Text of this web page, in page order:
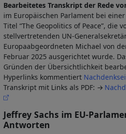
Bearbeitetes Transkript der Rede
im Europäischen Parlament bei
Titel “The Geopolitics of Peace”, die
stellvertretenden UN-
Europaabgeordneten Michael von
Februar 2025 ausgerichtet wurde.
Gründen der Übersichtlichkeit
Hyperlinks kommentiert
Transkript mit Links als PDF:
Jeffrey Sachs im EU-
Antworten